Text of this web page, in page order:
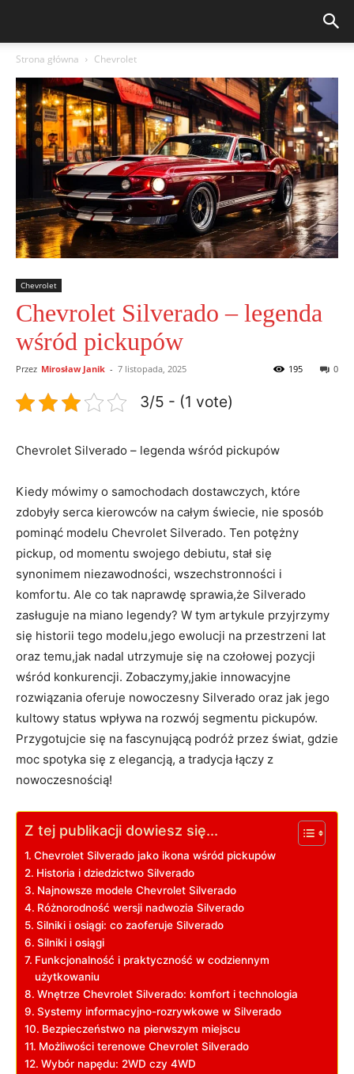
Strona główna Chevrolet
Chevrolet
Chevrolet Silverado – legenda
wśród pickupów
Przez Mirosław Janik - 7 listopada, 2025 0
195
3/5 - (1 vote)
Chevrolet Silverado – legenda wśród pickupów
Kiedy mówimy o samochodach dostawczych, które
zdobyły serca kierowców na całym świecie, nie sposób
pominąć modelu Chevrolet Silverado. Ten potężny
pickup, od momentu swojego debiutu, stał się
synonimem niezawodności, wszechstronności i
komfortu. Ale co tak naprawdę sprawia,że Silverado
zasługuje na miano legendy? W tym artykule przyjrzymy
się historii tego modelu,jego ewolucji na przestrzeni lat
oraz temu,jak nadal utrzymuje się na czołowej pozycji
wśród konkurencji. Zobaczymy,jakie innowacyjne
rozwiązania oferuje nowoczesny Silverado oraz jak jego
kultowy status wpływa na rozwój segmentu pickupów.
Przygotujcie się na fascynującą podróż przez świat, gdzie
moc spotyka się z elegancją, a tradycja łączy z
nowoczesnością!
Z tej publikacji dowiesz się...
Chevrolet Silverado jako ikona wśród pickupów
Historia i dziedzictwo Silverado
Najnowsze modele Chevrolet Silverado
Różnorodność wersji nadwozia Silverado
Silniki i osiągi: co zaoferuje Silverado
Silniki i osiągi
Funkcjonalność i praktyczność w codziennym
użytkowaniu
Wnętrze Chevrolet Silverado: komfort i technologia
Systemy informacyjno-rozrywkowe w Silverado
Bezpieczeństwo na pierwszym miejscu
Możliwości terenowe Chevrolet Silverado
Wybór napędu: 2WD czy 4WD